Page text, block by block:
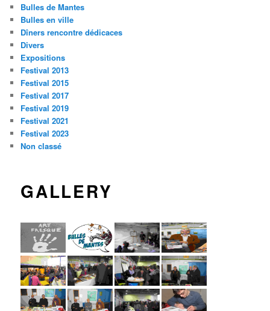
Bulles de Mantes
Bulles en ville
Dîners rencontre dédicaces
Divers
Expositions
Festival 2013
Festival 2015
Festival 2017
Festival 2019
Festival 2021
Festival 2023
Non classé
GALLERY